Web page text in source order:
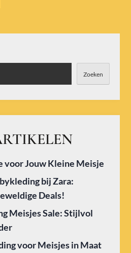
Zoeken
voor Jouw Kleine Meisje
bij Zara:
Deals!
Meisjes Sale: Stijlvol
voor Meisjes in Maat